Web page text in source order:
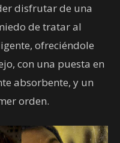
disfrutar de una
de tratar al
ofreciéndole
con una puesta en
absorbente, y un
orden.